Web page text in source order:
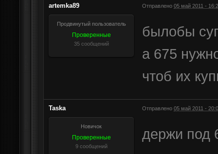
artemka89 Отправлено 05 май 2011 -
Продвинутый пользователь
Проверенные
35 сообщений
былобы
а 675
чтоб их
Taska Отправлено 05 май 2011 -
Новичок
Проверенные
9 сообщений
держи под